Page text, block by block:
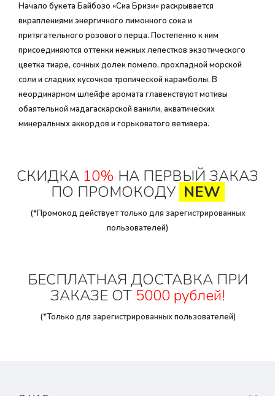
Начало букета Байбозо «Сиа Бризи» раскрывается
вкраплениями энергичного лимонного сока и
притягательного розового перца. Постепенно к ним
присоединяются оттенки нежных лепестков экзотического
цветка тиаре, сочных долек помело, прохладной морской
соли и сладких кусочков тропической карамболы. В
неординарном шлейфе аромата главенствуют мотивы
обаятельной мадагаскарской ванили, акватических
минеральных аккордов и горьковатого ветивера.
СКИДКА 10% НА ПЕРВЫЙ ЗАКАЗ
ПО ПРОМОКОДУ NEW
(*Промокод действует только для зарегистрированных
пользователей)
БЕСПЛАТНАЯ ДОСТАВКА ПРИ
ЗАКАЗЕ ОТ 5000 рублей!
(*Только для зарегистрированныхпользователей)